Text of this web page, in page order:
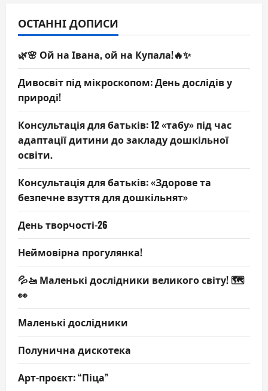
t
i
o
n
ОСТАННІ ДОПИСИ
🌿🌸 Ой на Івана, ой на Купала!🔥✨
Дивосвіт під мікроскопом: День дослідів у
природі!
Консультація для батьків: 12 «табу» під час
адаптації дитини до закладу дошкільної
освіти.
Консультація для батьків: «Здорове та
безпечне взуття для дошкільнят»
День творчості-26
Неймовірна прогулянка!
💦🚤 Маленькі дослідники великого світу! 🗺️
👀
Маленькі дослідники
Полунична дискотека
Арт-проєкт: “Піца”